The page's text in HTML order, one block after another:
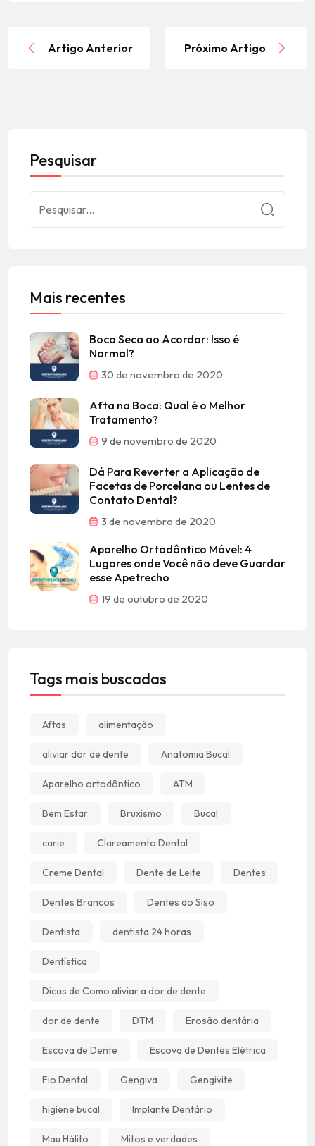
Artigo Anterior Próximo Artigo
Pesquisar
Mais recentes
Boca Seca ao Acordar: Isso é
Normal?
30 de novembro de 2020
Afta na Boca: Qual é o Melhor
Tratamento?
9 de novembro de 2020
Dá Para Reverter a Aplicação de
Facetas de Porcelana ou Lentes de
Contato Dental?
3 de novembro de 2020
Aparelho Ortodôntico Móvel: 4
Lugares onde Você não deve Guardar
esse Apetrecho
19 de outubro de 2020
Tags mais buscadas
Aftas alimentação
aliviar dor de dente Anatomia Bucal
Aparelho ortodôntico ATM
Bem Estar Bruxismo Bucal
carie Clareamento Dental
Creme Dental Dente de Leite Dentes
Dentes Brancos Dentes do Siso
Dentista dentista 24 horas
Dentística
Dicas de Como aliviar a dor de dente
dor de dente DTM Erosão dentária
Escova de Dente Escova de Dentes Elétrica
Fio Dental Gengiva Gengivite
higiene bucal Implante Dentário
Mau Hálito Mitos e verdades